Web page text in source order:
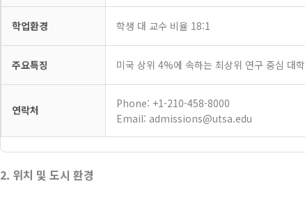
학업환경 학생 대 교수 비율 18:1
주요특징 미국 상위 4%에 속하는 최상위 연구 중심 대학
연락처
Phone: +1-210-458-8000
Email: admissions@utsa.edu
2. 위치 및 도시 환경